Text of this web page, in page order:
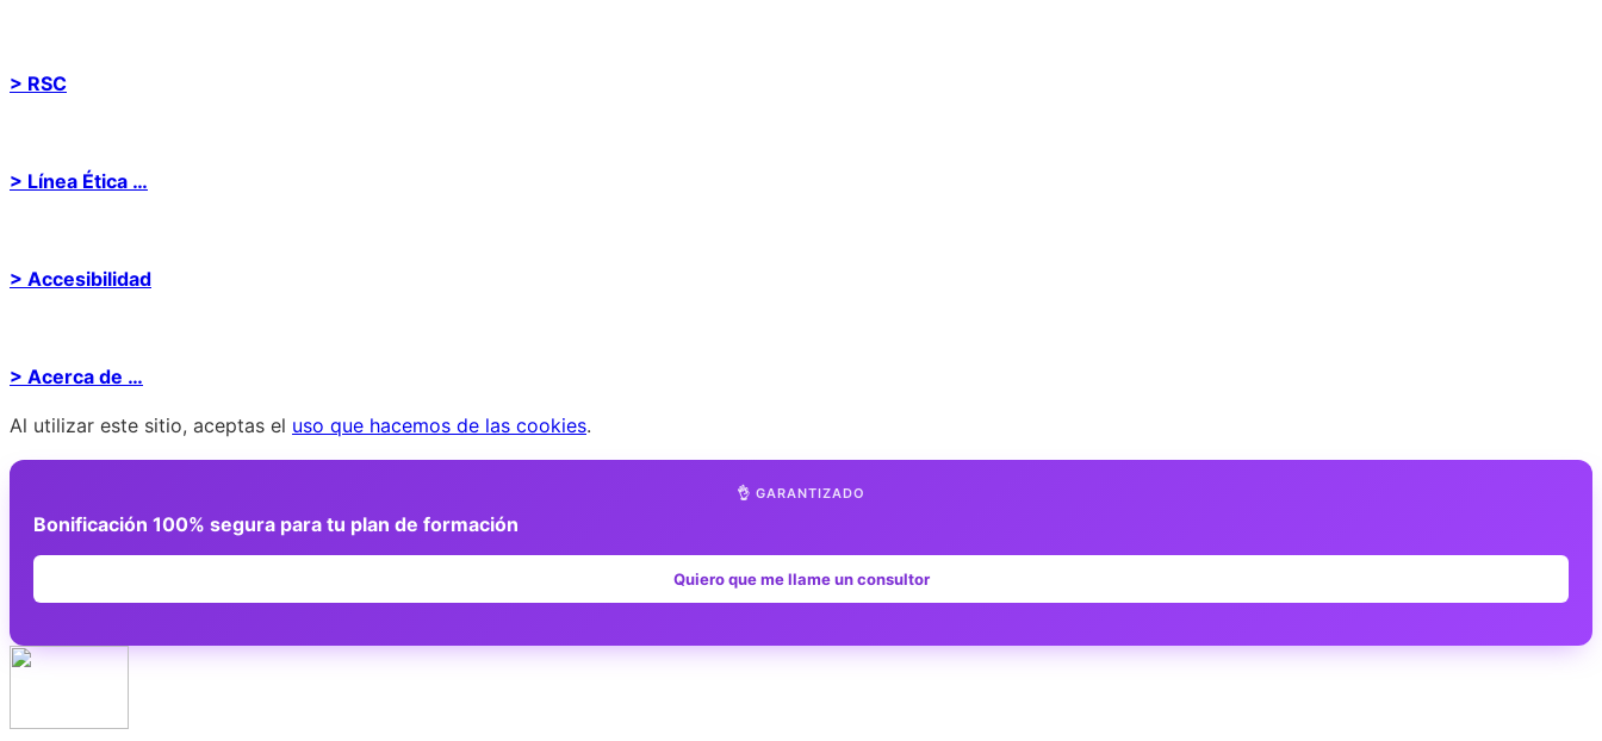
> RSC
> Línea Ética …
> Accesibilidad
> Acerca de …
Al utilizar este sitio, aceptas el uso que hacemos de las cookies.
👌 GARANTIZADO
Bonificación 100% segura para tu plan de formación
Quiero que me llame un consultor